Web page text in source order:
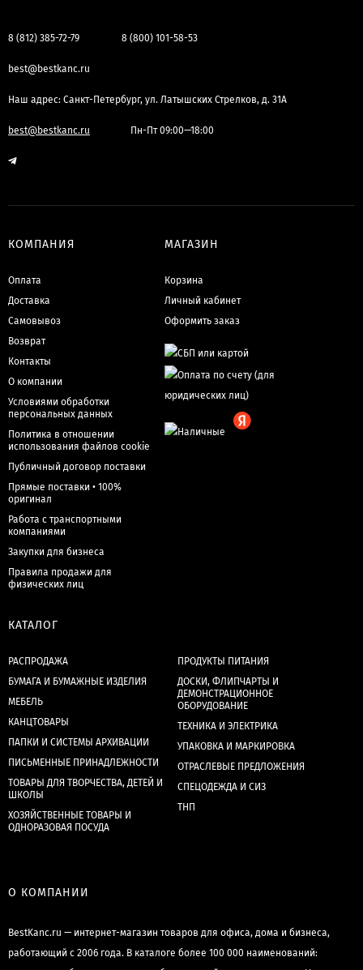
8 (812) 385-72-79 8 (800) 101-58-53
best@bestkanc.ru
Наш адрес: Санкт-Петербург, ул. Латышских Стрелков, д. 31А
best@bestkanc.ru Пн-Пт 09:00—18:00
КОМПАНИЯ
Оплата
Доставка
Самовывоз
Возврат
Контакты
О компании
Условиями обработки
персональных данных
Политика в отношении
использования файлов cookie
Публичный договор поставки
Прямые поставки • 100%
оригинал
Работа с транспортными
компаниями
Закупки для бизнеса
Правила продажи для
физических лиц
МАГАЗИН
Корзина
Личный кабинет
Оформить заказ
КАТАЛОГ
РАСПРОДАЖА
БУМАГА И БУМАЖНЫЕ ИЗДЕЛИЯ
МЕБЕЛЬ
КАНЦТОВАРЫ
ПАПКИ И СИСТЕМЫ АРХИВАЦИИ
ПИСЬМЕННЫЕ ПРИНАДЛЕЖНОСТИ
ТОВАРЫ ДЛЯ ТВОРЧЕСТВА, ДЕТЕЙ И
ШКОЛЫ
ХОЗЯЙСТВЕННЫЕ ТОВАРЫ И
ОДНОРАЗОВАЯ ПОСУДА
ПРОДУКТЫ ПИТАНИЯ
ДОСКИ, ФЛИПЧАРТЫ И
ДЕМОНСТРАЦИОННОЕ
ОБОРУДОВАНИЕ
ТЕХНИКА И ЭЛЕКТРИКА
УПАКОВКА И МАРКИРОВКА
ОТРАСЛЕВЫЕ ПРЕДЛОЖЕНИЯ
СПЕЦОДЕЖДА И СИЗ
ТНП
О КОМПАНИИ
BestKanc.ru — интернет-магазин товаров для офиса, дома и бизнеса,
работающий с 2006 года. В каталоге более 100 000 наименований: